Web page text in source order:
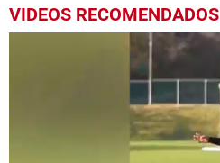
VIDEOS RECOMENDADOS